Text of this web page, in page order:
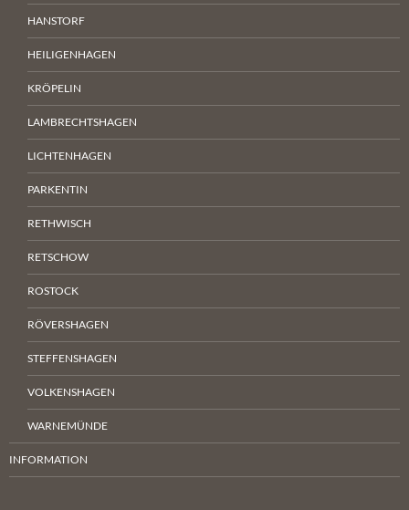
HANSTORF
HEILIGENHAGEN
KRÖPELIN
LAMBRECHTSHAGEN
LICHTENHAGEN
PARKENTIN
RETHWISCH
RETSCHOW
ROSTOCK
RÖVERSHAGEN
STEFFENSHAGEN
VOLKENSHAGEN
WARNEMÜNDE
INFORMATION